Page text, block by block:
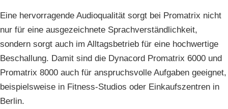
Eine hervorragende Audioqualität sorgt bei Promatrix nicht
nur für eine ausgezeichnete Sprachverständlichkeit,
sondern sorgt auch im Alltagsbetrieb für eine hochwertige
Beschallung. Damit sind die Dynacord Promatrix 6000 und
Promatrix 8000 auch für anspruchsvolle Aufgaben geeignet,
beispielsweise in Fitness-Studios oder Einkaufszentren in
Berlin.